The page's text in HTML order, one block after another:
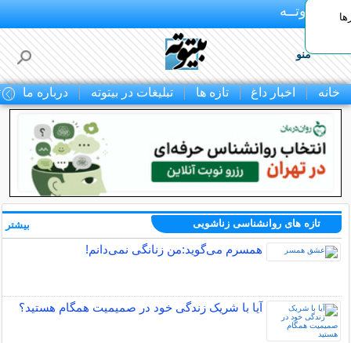
بـیتوتــه
منو
خانه اخبار داغ تازه ها تبلیغات در بیتوته درباره ما
تازه های روانشناسی زناشویی
همسرم می‌گوید:من زنانگی نمی‌دانم!
آیا با شریک زندگی خود در صمیمیت همگام هستید؟
بیشتر